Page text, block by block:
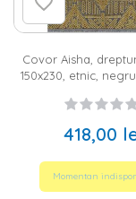
Covor Aisha,
150x230, etnic,
418,00
Momentan